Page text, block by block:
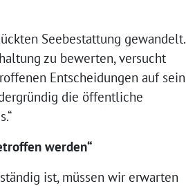
Seebestattung gewandelt.
zu bewerten, versucht
Entscheidungen auf sein
die öffentliche
werden“
ist, müssen wir erwarten